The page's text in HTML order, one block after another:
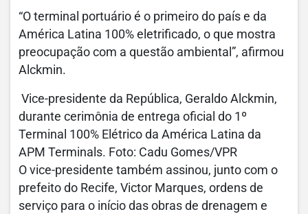
“O terminal portuário é o primeiro do país e da
América Latina 100% eletrificado, o que mostra
preocupação com a questão ambiental”, afirmou
Alckmin.
Vice-presidente da República, Geraldo Alckmin,
durante cerimônia de entrega oficial do 1º
Terminal 100% Elétrico da América Latina da
APM Terminals. Foto: Cadu Gomes/VPR
O vice-presidente também assinou, junto com o
prefeito do Recife, Victor Marques, ordens de
serviço para o início das obras de drenagem e